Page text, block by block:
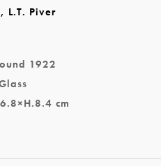
L.T. Piver
1922
cm